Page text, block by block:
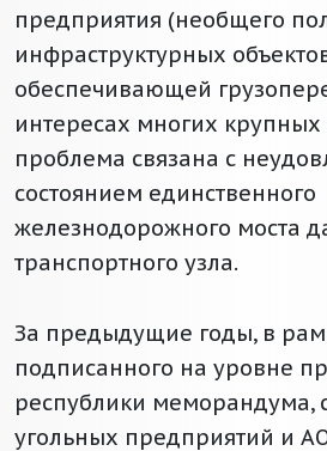
предприятия (необщего
инфраструктурных
обеспечивающей
интересах многих крупных
проблема связана с
состоянием единственного
железнодорожного моста
транспортного узла.
За предыдущие годы, в
подписанного на уровне
республики меморандума,
угольных предприятий и